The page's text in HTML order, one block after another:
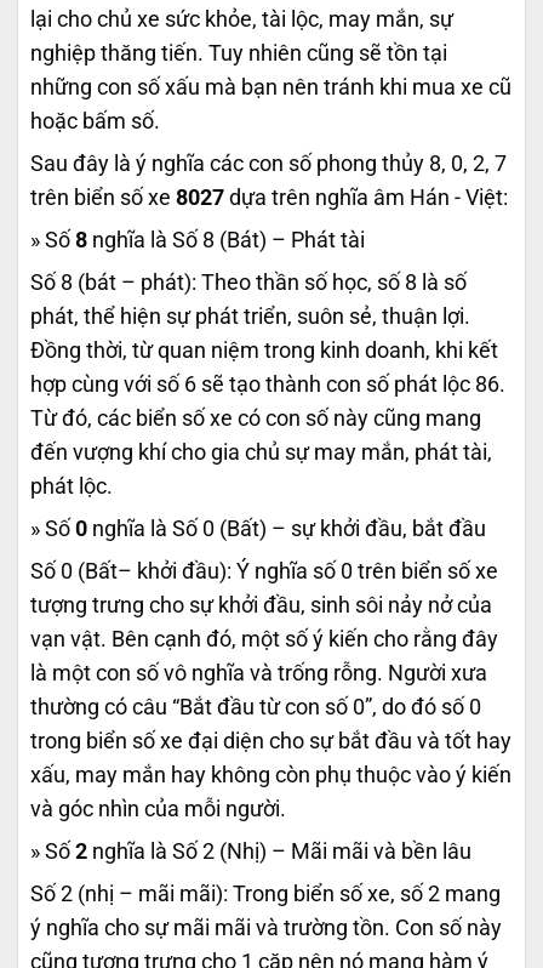
lại cho chủ xe sức khỏe, tài lộc, may mắn, sự
nghiệp thăng tiến. Tuy nhiên cũng sẽ tồn tại
những con số xấu mà bạn nên tránh khi mua xe cũ
hoặc bấm số.
Sau đây là ý nghĩa các con số phong thủy 8, 0, 2, 7
trên biển số xe 8027 dựa trên nghĩa âm Hán - Việt:
» Số 8 nghĩa là Số 8 (Bát) – Phát tài
Số 8 (bát – phát): Theo thần số học, số 8 là số
phát, thể hiện sự phát triển, suôn sẻ, thuận lợi.
Đồng thời, từ quan niệm trong kinh doanh, khi kết
hợp cùng với số 6 sẽ tạo thành con số phát lộc 86.
Từ đó, các biển số xe có con số này cũng mang
đến vượng khí cho gia chủ sự may mắn, phát tài,
phát lộc.
» Số 0 nghĩa là Số 0 (Bất) – sự khởi đầu, bắt đầu
Số 0 (Bất– khởi đầu): Ý nghĩa số 0 trên biển số xe
tượng trưng cho sự khởi đầu, sinh sôi nảy nở của
vạn vật. Bên cạnh đó, một số ý kiến cho rằng đây
là một con số vô nghĩa và trống rỗng. Người xưa
thường có câu “Bắt đầu từ con số 0”, do đó số 0
trong biển số xe đại diện cho sự bắt đầu và tốt hay
xấu, may mắn hay không còn phụ thuộc vào ý kiến
và góc nhìn của mỗi người.
» Số 2 nghĩa là Số 2 (Nhị) – Mãi mãi và bền lâu
Số 2 (nhị – mãi mãi): Trong biển số xe, số 2 mang
ý nghĩa cho sự mãi mãi và trường tồn. Con số này
cũng tượng trưng cho 1 cặp nên nó mang hàm ý